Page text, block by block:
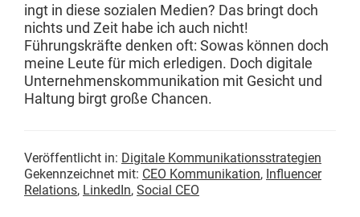
ingt in diese sozialen Medi­en? Das bringt doch
nichts und Zeit habe ich auch nicht!
Führungskräfte denken oft: Sowas kön­nen doch
meine Leute für mich erledi­gen. Doch dig­i­tale
Unternehmen­skom­mu­nika­tion mit Gesicht und
Hal­tung birgt große Chancen.
Veröffentlicht in: Digitale Kommunikationsstrategien
Gekennzeichnet mit: CEO Kommunikation, Influencer
Relations, LinkedIn, Social CEO